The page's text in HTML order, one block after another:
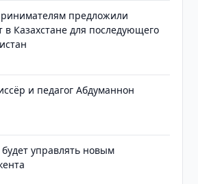
предложили
в Казахстане для последующего
и педагог Абдуманнон
управлять новым